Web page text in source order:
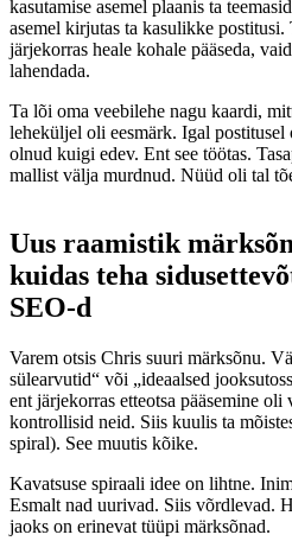
kasutamise asemel plaanis ta
asemel kirjutas ta kasulikke postitusi.
järjekorras heale kohale pääseda,
lahendada.
Ta lõi oma veebilehe nagu kaardi,
leheküljel oli eesmärk. Igal postitusel
olnud kuigi edev. Ent see töötas.
mallist välja murdnud. Nüüd oli tal
Uus raamistik
kuidas teha
SEO-d
Varem otsis Chris suuri märksõnu.
sülearvutid“ või „ideaalsed
ent järjekorras etteotsa pääsemine oli
kontrollisid neid. Siis kuulis ta
spiral). See muutis kõike.
Kavatsuse spiraali idee on lihtne.
Esmalt nad uurivad. Siis võrdlevad.
jaoks on erinevat tüüpi märksõnad.